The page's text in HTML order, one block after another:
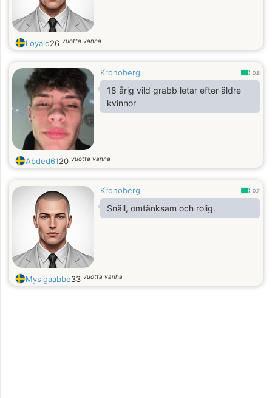
Loyalo26 vuotta vanha
Kronoberg 0.8
18 årig vild grabb letar efter äldre
kvinnor
Abded6120 vuotta vanha
Kronoberg 0.7
Snäll, omtänksam och rolig.
Mysigaabbe33 vuotta vanha